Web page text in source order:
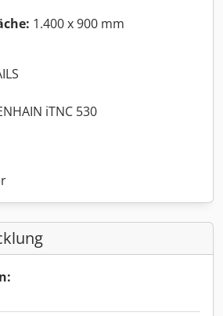
1.400 x 900 mm
iTNC 530